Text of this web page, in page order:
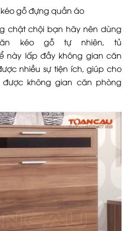
gỗ đựng quần áo
chật chội bạn hãy nên dùng
kéo gỗ tự nhiên, tủ
này lấp đầy không gian căn
nhiều sự tiện ích, giúp cho
không gian căn phòng